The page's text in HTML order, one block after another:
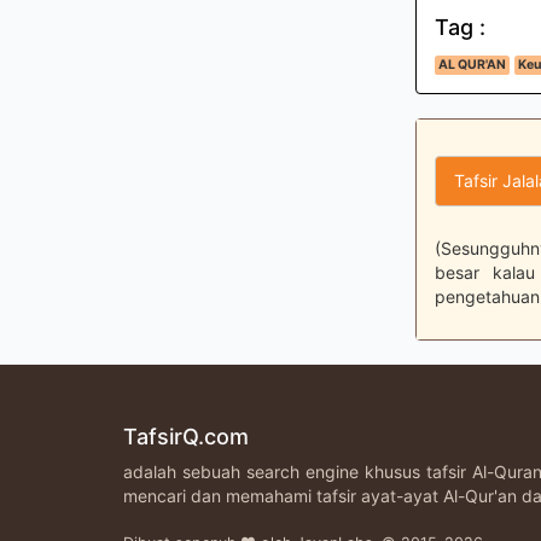
Tag :
AL QUR'AN
Tafsir
besar
TafsirQ.com
adalah sebuah search engine khusus tafsir Al-
mencari dan memahami tafsir ayat-ayat Al-Qur'an